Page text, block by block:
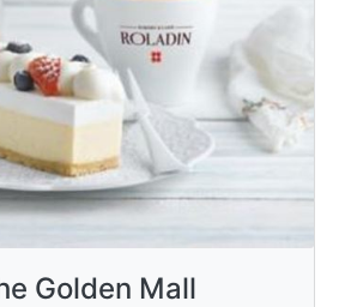
Golden Mall